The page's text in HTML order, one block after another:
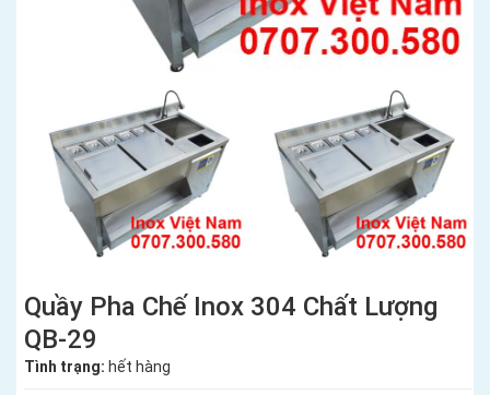
Quầy Pha Chế Inox 304 Chất Lượng
QB-29
Tình trạng: hết hàng